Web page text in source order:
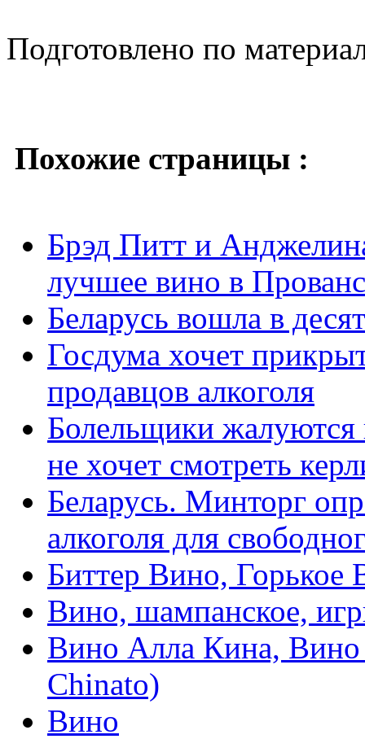
Подготовлено по
Похожие страницы :
Брэд Питт и
лучшее вино в
Беларусь вошла в
Госдума хочет
продавцов алкоголя
Болельщики жалуются
не хочет смотреть
Беларусь. Минторг
алкоголя для
Биттер Вино,
Вино, шампанское,
Вино Алла Кина,
Chinato)
Вино